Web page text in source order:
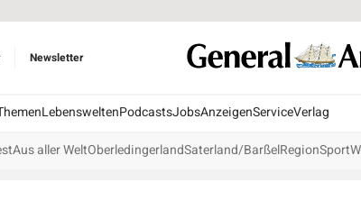
Newsletter
LebensweltenPodcastsJobsAnzeigenServiceVerlag
Aus aller WeltOberledingerlandSaterland/BarßelRegionSport